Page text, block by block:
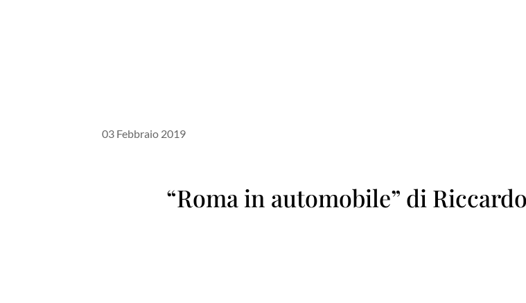
03 Febbraio 2019
“Roma in automobile” di